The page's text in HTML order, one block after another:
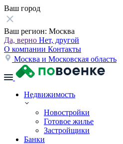
Ваш город
Ваш регион: Москва
Да, верно Нет, другой
О компании Контакты
Москва и Московская область
Недвижимость
Новостройки
Готовое жилье
Застройщики
Банки